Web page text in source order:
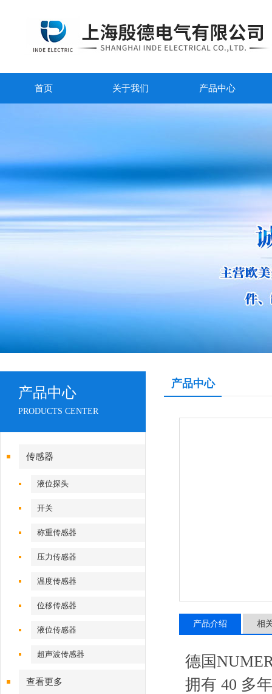
首页 关于我们 产品中心
产品中心
PRODUCTS CENTER
传感器
液位探头
开关
称重传感器
压力传感器
温度传感器
位移传感器
液位传感器
超声波传感器
查看更多
产品中心
产品介绍 相
德国
拥有 40 多